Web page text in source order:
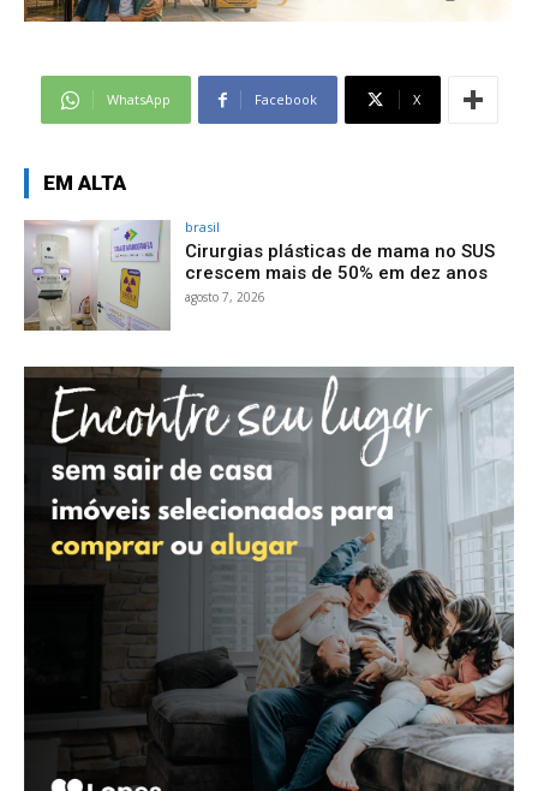
WhatsApp Facebook X
EM ALTA
brasil
Cirurgias plásticas de mama no SUS
crescem mais de 50% em dez anos
agosto 7, 2026